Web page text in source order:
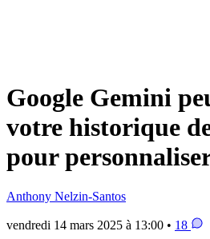
Google Gemini
votre historique
pour
Anthony Nelzin-Santos
vendredi 14 mars 2025 à 13:00 • 18